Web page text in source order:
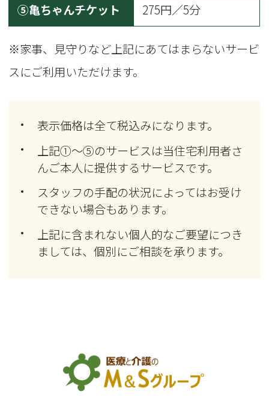
⑤亀ちゃんチケット 275円／5分
※家事、見守りなど上記にあてはまらないサービ
スにご利用いただけます。
表示価格は全て税込みになります。
上記①～⑤のサービスは当住宅利用者さ
んご本人に提供するサービスです。
スタッフの手配の状況によってはお受け
できない場合もあります。
上記に含まれない個人的なご要望につき
ましては、個別にご相談を承ります。